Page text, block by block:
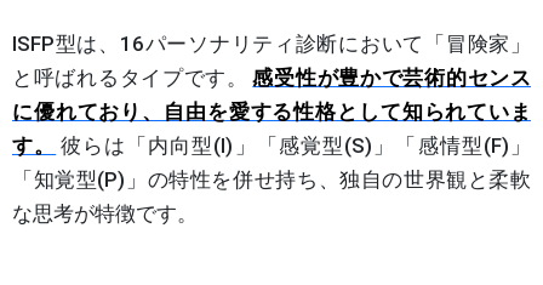
ISFP型は、16パーソナリティ診断において「冒険家」
と呼ばれるタイプです。
感受性が豊かで芸術的センス
に優れており、自由を愛する性格として知られていま
す。
彼らは「内向型(I)」「感覚型(S)」「感情型(F)」
「知覚型(P)」の特性を併せ持ち、独自の世界観と柔軟
な思考が特徴です。